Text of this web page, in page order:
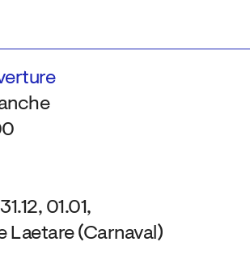
01.01,
Laetare (Carnaval)